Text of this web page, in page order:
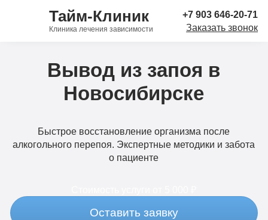
Тайм-Клиник
Клиника лечения зависимости
+7 903 646-20-71
Заказать звонок
Вывод из запоя в
Новосибирске
Быстрое восстановление организма после
алкогольного перепоя. Экспертные методики и забота
о пациенте
Оставить заявку